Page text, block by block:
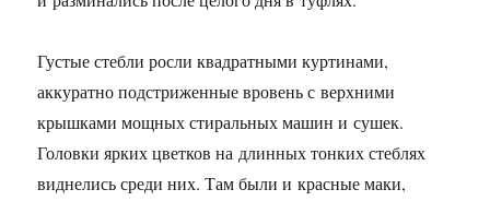
Густые стебли росли квадратными куртинами,
аккуратно подстриженные вровень с верхними
крышками мощных стиральных машин и сушек.
Головки ярких цветков на длинных тонких стеблях
виднелись среди них. Там были и красные маки,